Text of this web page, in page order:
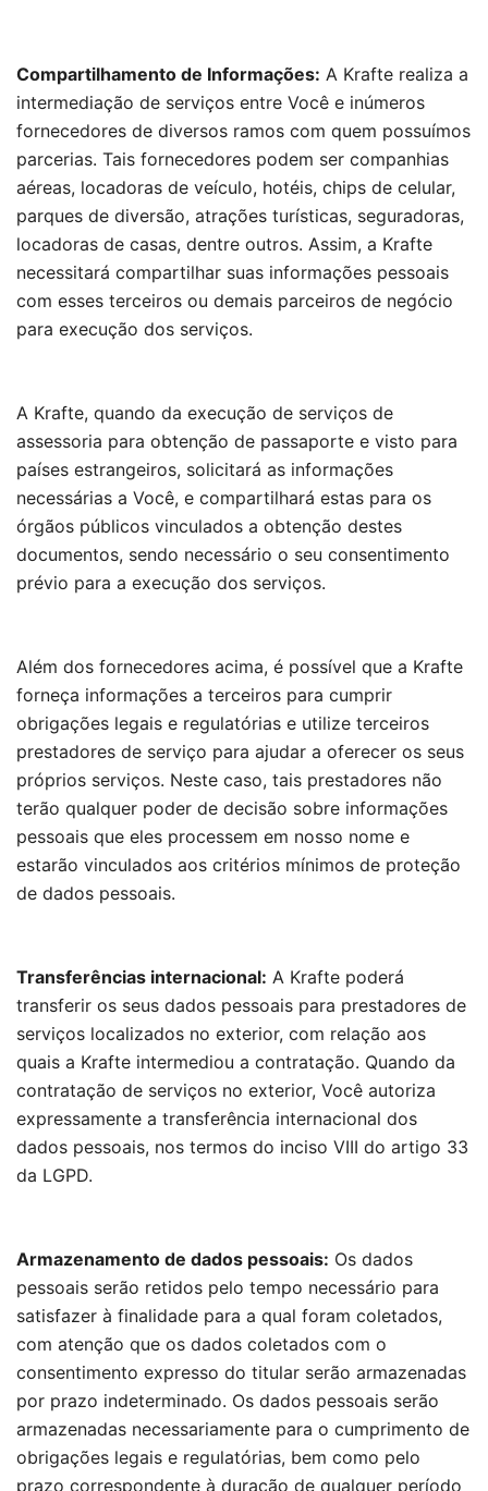
Compartilhamento de Informações: A Krafte realiza a
intermediação de serviços entre Você e inúmeros
fornecedores de diversos ramos com quem possuímos
parcerias. Tais fornecedores podem ser companhias
aéreas, locadoras de veículo, hotéis, chips de celular,
parques de diversão, atrações turísticas, seguradoras,
locadoras de casas, dentre outros. Assim, a Krafte
necessitará compartilhar suas informações pessoais
com esses terceiros ou demais parceiros de negócio
para execução dos serviços.
A Krafte, quando da execução de serviços de
assessoria para obtenção de passaporte e visto para
países estrangeiros, solicitará as informações
necessárias a Você, e compartilhará estas para os
órgãos públicos vinculados a obtenção destes
documentos, sendo necessário o seu consentimento
prévio para a execução dos serviços.
Além dos fornecedores acima, é possível que a Krafte
forneça informações a terceiros para cumprir
obrigações legais e regulatórias e utilize terceiros
prestadores de serviço para ajudar a oferecer os seus
próprios serviços. Neste caso, tais prestadores não
terão qualquer poder de decisão sobre informações
pessoais que eles processem em nosso nome e
estarão vinculados aos critérios mínimos de proteção
de dados pessoais.
Transferências internacional: A Krafte poderá
transferir os seus dados pessoais para prestadores de
serviços localizados no exterior, com relação aos
quais a Krafte intermediou a contratação. Quando da
contratação de serviços no exterior, Você autoriza
expressamente a transferência internacional dos
dados pessoais, nos termos do inciso VIII do artigo 33
da LGPD.
Armazenamento de dados pessoais: Os dados
pessoais serão retidos pelo tempo necessário para
satisfazer à finalidade para a qual foram coletados,
com atenção que os dados coletados com o
consentimento expresso do titular serão armazenadas
por prazo indeterminado. Os dados pessoais serão
armazenadas necessariamente para o cumprimento de
obrigações legais e regulatórias, bem como pelo
prazo correspondente à duração de qualquer período